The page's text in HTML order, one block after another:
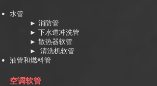
水管
► 消防管
► 下水道冲洗管
► 散热器软管
► 清洗机软管
油管和燃料管
空调软管